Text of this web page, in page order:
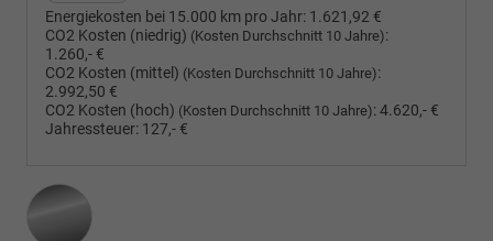
Energiekosten bei 15.000 km pro Jahr: 1.621,92 €
CO2 Kosten (niedrig) (Kosten Durchschnitt 10 Jahre):
1.260,- €
CO2 Kosten (mittel) (Kosten Durchschnitt 10 Jahre):
2.992,50 €
CO2 Kosten (hoch) (Kosten Durchschnitt 10 Jahre):4.620,- €
Jahressteuer: 127,- €